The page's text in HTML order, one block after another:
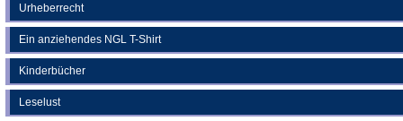
Urheberrecht
Ein anziehendes NGL T-Shirt
Kinderbücher
Leselust